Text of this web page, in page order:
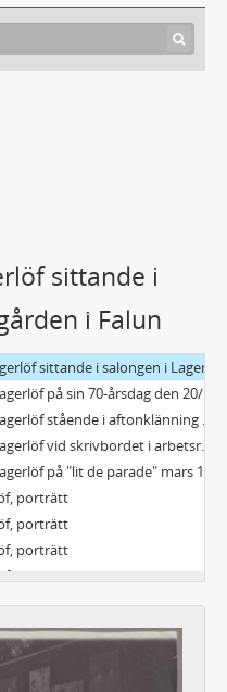
sittande i
i Falun
porträtt
porträtt
vid sitt skrivbord i arbetsrummet i Centralpalatset i Falun
på balkongen till Centralpalatset i Falun
i karmstol med huvudet vilande i höger hand
i arbetsrummet i Centralpalatset i Falun
sittande i salongen i Lagerlöfsgården i Falun
den 20/11-1928, sittande i blomsterhav i Valborg Olanders våning på Karlavägen
stående i aftonklänning med kraghalsband
i arbetsrummet på Mårbacka, iklädd mörk kofta
på "lit de parade" mars 1940
porträtt
porträtt
porträtt
porträtt, m.m.
grupporträtt
(m.fl.). Orientresan 1899-1900
personer, släktingar